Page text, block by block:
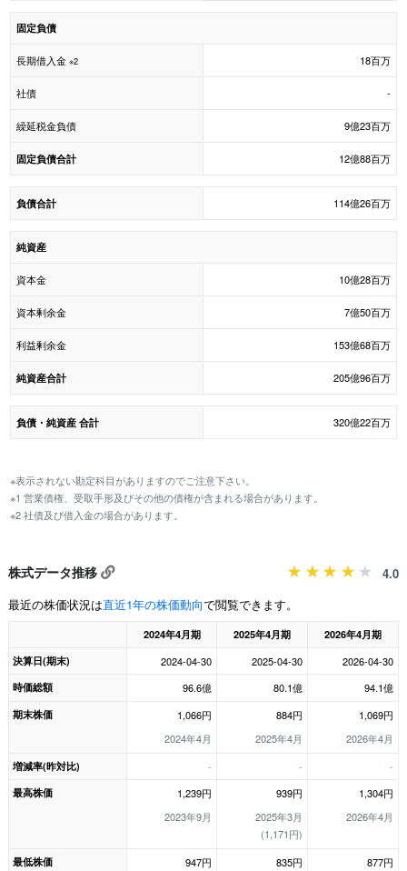
固定負債
長期借入金 ※2 18百万
社債 -
繰延税金負債 9億23百万
固定負債合計 12億88百万
負債合計 114億26百万
純資産
資本金 10億28百万
資本剰余金 7億50百万
利益剰余金 153億68百万
純資産合計 205億96百万
負債・純資産 合計 320億22百万
※表示されない勘定科目がありますのでご注意下さい。
※1 営業債権、受取手形及びその他の債権が含まれる場合があります。
※2 社債及び借入金の場合があります。
株式データ推移
4.0
最近の株価状況は直近1年の株価動向で閲覧できます。
2024年4月期 2025年4月期
2026年4月期
決算日(期末)
2024-04-30 2025-04-30 2026-04-30
時価総額 96.6億 80.1億 94.1億
期末株価
1,066円
2024年4月
884円
2025年4月
1,069円
2026年4月
増減率(昨対比) - - -
最高株価
1,239円
2023年9月
939円
2025年3月
(1,171円)
1,304円
2026年4月
最低株価
947円
835円
877円